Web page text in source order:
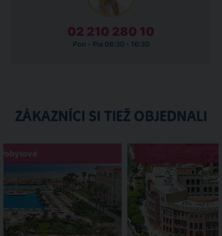
02 210 280 10
Pon - Pia 08:30 - 16:30
ZÁKAZNÍCI SI TIEŽ OBJEDNALI